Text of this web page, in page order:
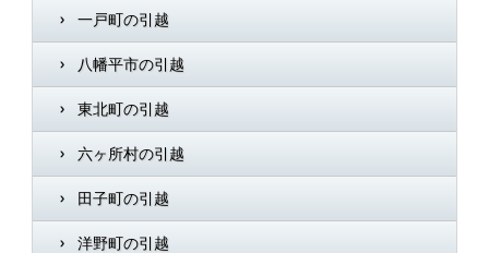
一戸町の引越
八幡平市の引越
東北町の引越
六ヶ所村の引越
田子町の引越
洋野町の引越